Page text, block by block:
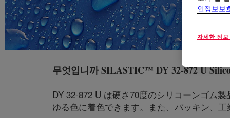
무엇입니까SILASTIC™ DY 32-872 U
DY 32-872 U は硬さ70度のシリコーンゴム
ゆる色に着色できます。また、パッキン、
인정보보
자세한 정보